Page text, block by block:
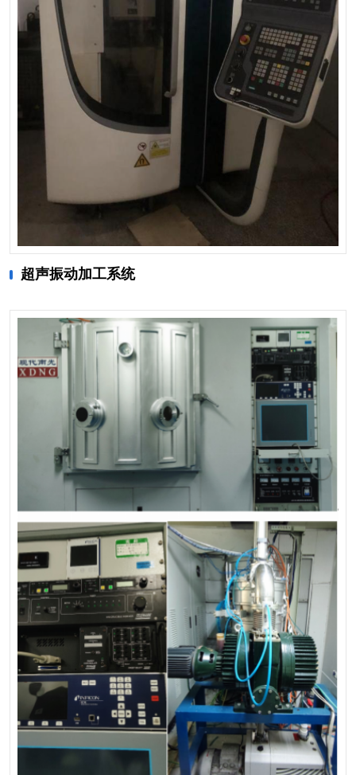
超声振动加工系统